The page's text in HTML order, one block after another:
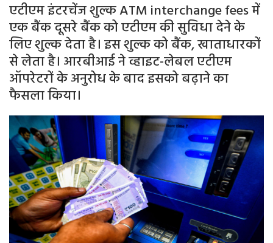
एटीएम इंटरचेंज शुल्क ATM interchange fees में
एक बैंक दूसरे बैंक को एटीएम की सुविधा देने के
लिए शुल्क देता है। इस शुल्क को बैंक, खाताधारकों
से लेता है। आरबीआई ने व्हाइट-लेबल एटीएम
ऑपरेटरों के अनुरोध के बाद इसको बढ़ाने का
फैसला किया।